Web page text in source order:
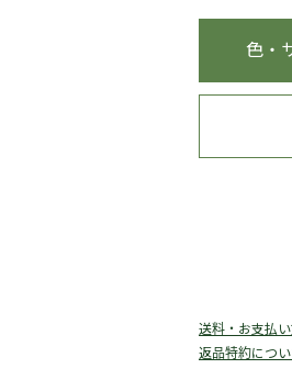
色・
送料・お支払
返品特約につ